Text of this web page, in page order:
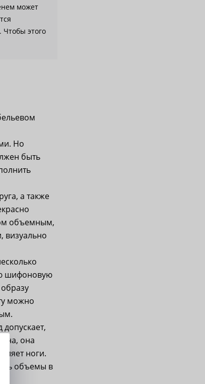
может
Чтобы этого
Но
быть
а также
объемным,
визуально
шифоновую
можно
она
ноги.
объемы в